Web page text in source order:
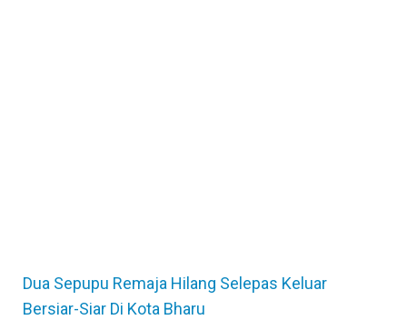
Dua Sepupu Remaja Hilang Selepas Keluar
Bersiar-Siar Di Kota Bharu